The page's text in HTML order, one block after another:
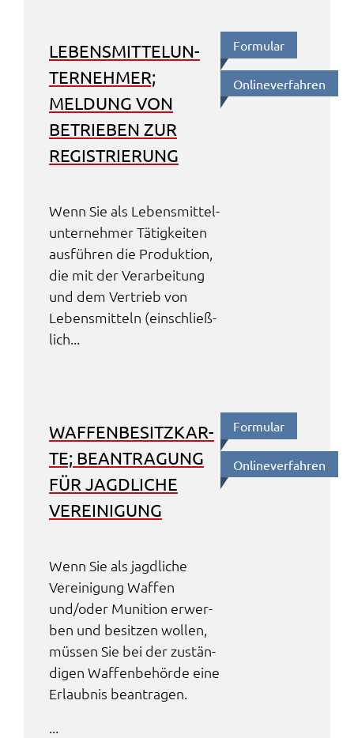
LEBENS­MIT­TEL­UN­
TER­NEH­MER;
MELDUNG VON
BETRIE­BEN ZUR
REGIS­TRIE­RUNG
Wenn Sie als Lebens­mit­tel­
un­ter­neh­mer Tätig­kei­ten
ausfüh­ren die Produk­ti­on,
die mit der Verar­bei­tung
und dem Vertrieb von
Lebens­mit­teln (einschlie­ß­
lich...
Formu­lar
Online­ver­fah­ren
WAFFEN­BE­SITZ­KAR­
TE; BEAN­TRA­GUNG
FÜR JAGD­LI­CHE
VEREI­NI­GUNG
Wenn Sie als jagd­li­che
Verei­ni­gung Waffen
und/oder Muni­ti­on erwer­
ben und besit­zen wollen,
müssen Sie bei der zustän­
di­gen Waffen­be­hör­de eine
Erlaub­nis bean­tra­gen.
...
Formu­lar
Online­ver­fah­ren